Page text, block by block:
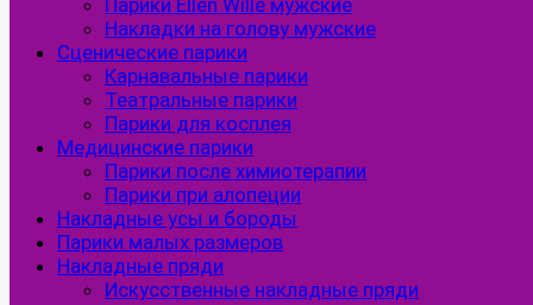
Парики Ellen Wille мужские
Накладки на голову мужские
Сценические парики
Карнавальные парики
Театральные парики
Парики для косплея
Медицинские парики
Парики после химиотерапии
Парики при алопеции
Накладные усы и бороды
Парики малых размеров
Накладные пряди
Искусственные накладные пряди